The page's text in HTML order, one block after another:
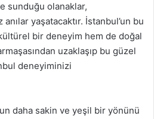
sunduğu olanaklar,
yaşatacaktır. İstanbul’un bu
bir deneyim hem de doğal
uzaklaşıp bu güzel
deneyiminizi
daha sakin ve yeşil bir yönünü